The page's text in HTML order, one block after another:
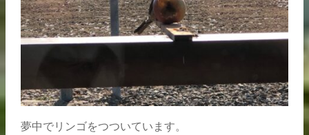
夢中でリンゴをつついています。